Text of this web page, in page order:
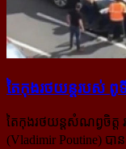
តៃកុងរថយន្ដរបស់ ពូទី
តៃកុងរថយន្ដសំណព្វចិត្ត
(Vladimir Poutine) បា